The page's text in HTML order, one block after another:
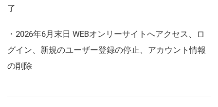
了
・2026年6月末日 WEBオンリーサイトへアクセス、ロ
グイン、新規のユーザー登録の停止、アカウント情報
の削除